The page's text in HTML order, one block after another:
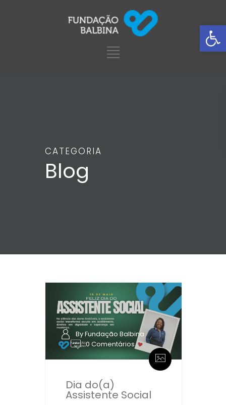
CATEGORIA
Blog
By Fundação Balbina
0 Comentários
Dia do(a)
Assistente Social